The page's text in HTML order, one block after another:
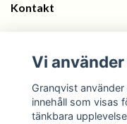
Kontakt
Sociala medier
Vi
Granqvist
innehåll som visas
tänkbara